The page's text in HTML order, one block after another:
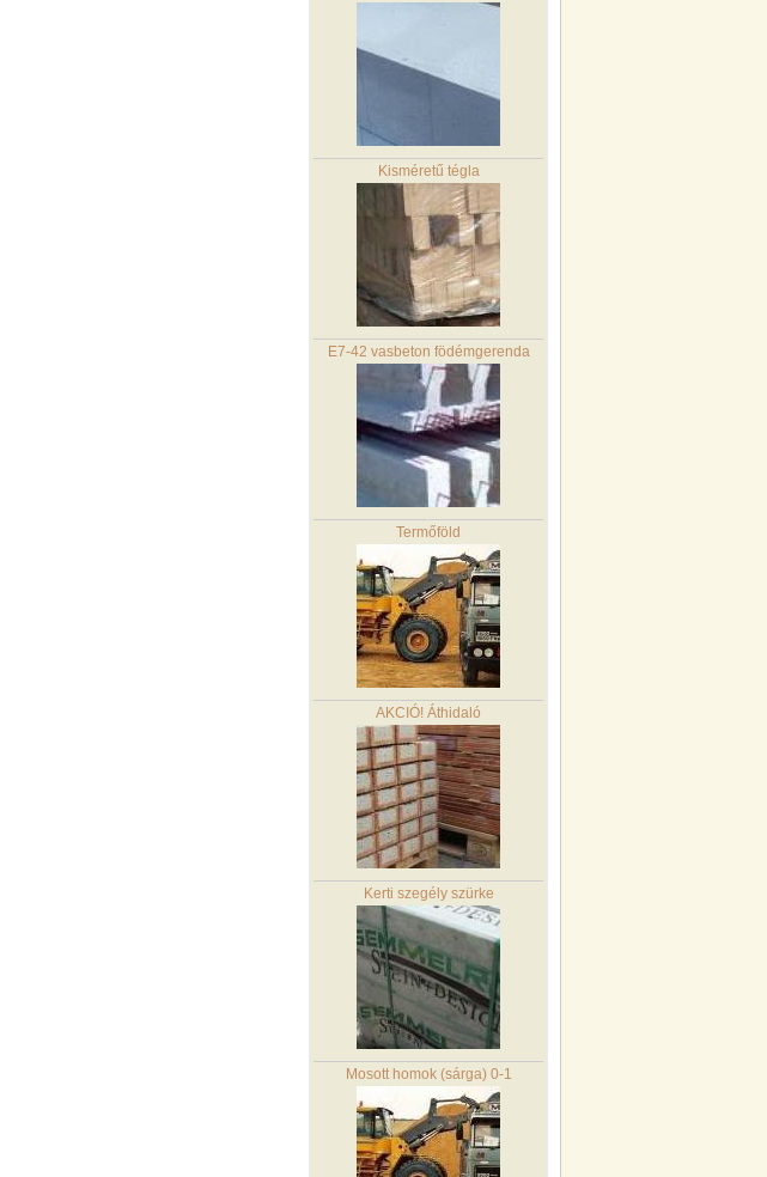
Kisméretű tégla
E7-42 vasbeton födémgerenda
Termőföld
AKCIÓ! Áthidaló
Kerti szegély szürke
Mosott homok (sárga) 0-1